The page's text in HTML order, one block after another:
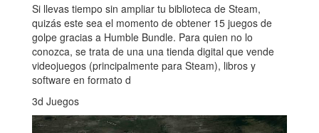
Si llevas tiempo sin ampliar tu biblioteca de Steam,
quizás este sea el momento de obtener 15 juegos de
golpe gracias a Humble Bundle. Para quien no lo
conozca, se trata de una una tienda digital que vende
videojuegos (principalmente para Steam), libros y
software en formato d
3d Juegos